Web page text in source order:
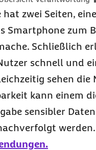
zwei Seiten,
Smartphone zum
Schließlich
schnell und
sehen die
kann einem
sensibler